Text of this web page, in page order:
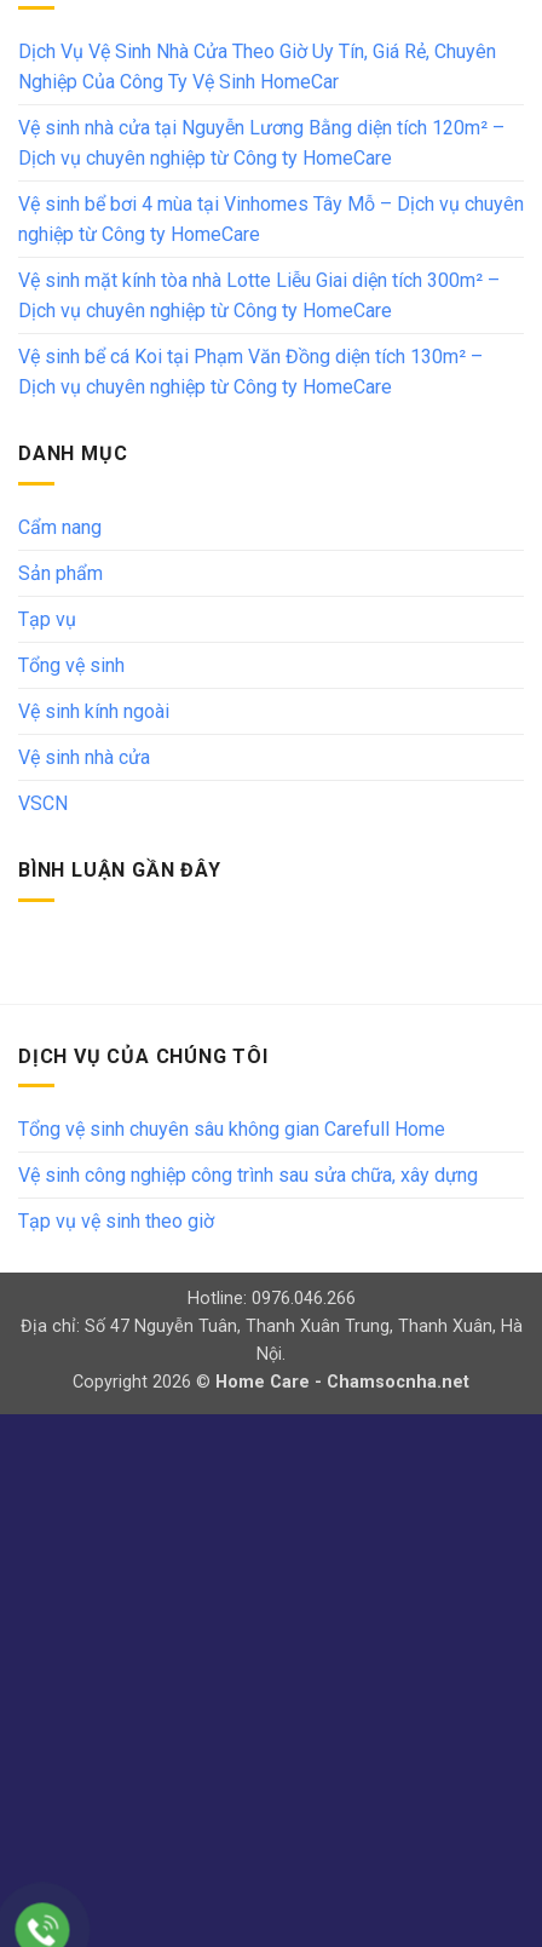
Dịch Vụ Vệ Sinh Nhà Cửa Theo Giờ Uy Tín, Giá Rẻ, Chuyên
Nghiệp Của Công Ty Vệ Sinh HomeCar
Vệ sinh nhà cửa tại Nguyễn Lương Bằng diện tích 120m² –
Dịch vụ chuyên nghiệp từ Công ty HomeCare
Vệ sinh bể bơi 4 mùa tại Vinhomes Tây Mỗ – Dịch vụ chuyên
nghiệp từ Công ty HomeCare
Vệ sinh mặt kính tòa nhà Lotte Liễu Giai diện tích 300m² –
Dịch vụ chuyên nghiệp từ Công ty HomeCare
Vệ sinh bể cá Koi tại Phạm Văn Đồng diện tích 130m² –
Dịch vụ chuyên nghiệp từ Công ty HomeCare
DANH MỤC
Cẩm nang
Sản phẩm
Tạp vụ
Tổng vệ sinh
Vệ sinh kính ngoài
Vệ sinh nhà cửa
VSCN
BÌNH LUẬN GẦN ĐÂY
DỊCH VỤ CỦA CHÚNG TÔI
Tổng vệ sinh chuyên sâu không gian Carefull Home
Vệ sinh công nghiệp công trình sau sửa chữa, xây dựng
Tạp vụ vệ sinh theo giờ
Hotline: 0976.046.266
Địa chỉ: Số 47 Nguyễn Tuân, Thanh Xuân Trung, Thanh Xuân, Hà
Nội.
Copyright 2026 © Home Care - Chamsocnha.net